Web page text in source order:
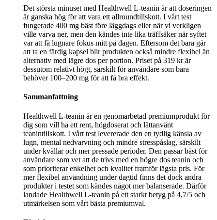
Det största minuset med Healthwell L-teanin är att doseringen
är ganska hög för att vara ett allroundtillskott. I vårt test
fungerade 400 mg bäst före läggdags eller när vi verkligen
ville varva ner, men den kändes inte lika träffsäker när syftet
var att få lugnare fokus mitt på dagen. Eftersom det bara går
att ta en färdig kapsel blir produkten också mindre flexibel än
alternativ med lägre dos per portion. Priset på 319 kr är
dessutom relativt högt, särskilt för användare som bara
behöver 100–200 mg för att få bra effekt.
Sammanfattning
Healthwell L-teanin är en genomarbetad premiumprodukt för
dig som vill ha ett rent, högdoserat och lättanvänt
teanintillskott. I vårt test levererade den en tydlig känsla av
lugn, mental nedvarvning och mindre stresspåslag, särskilt
under kvällar och mer pressade perioder. Den passar bäst för
användare som vet att de trivs med en högre dos teanin och
som prioriterar enkelhet och kvalitet framför lägsta pris. För
mer flexibel användning under dagtid finns det dock andra
produkter i testet som kändes något mer balanserade. Därför
landade Healthwell L-teanin på ett starkt betyg på 4,7/5 och
utmärkelsen som vårt bästa premiumval.